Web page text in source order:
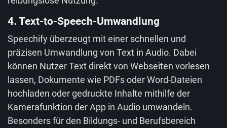
4. Text-to-Speech-Umwandlung
Speechify überzeugt mit einer schnellen und
präzisen Umwandlung von Text in Audio. Dabei
können Nutzer Text direkt von Webseiten vorlesen
lassen, Dokumente wie PDFs oder Word-Dateien
hochladen oder gedruckte Inhalte mithilfe der
Kamerafunktion der App in Audio umwandeln.
Besonders für den Bildungs- und Berufsbereich